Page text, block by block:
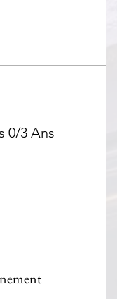
0/3 Ans